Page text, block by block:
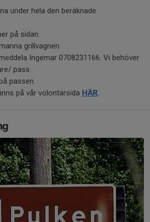
under hela den beräknade
på sidan.
grillvagnen
Ingemar 0708231166. Vi behöver
pass.
passen.
på vår volontärsida HÄR.